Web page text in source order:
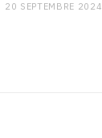
20 SEPTEMBRE 2024